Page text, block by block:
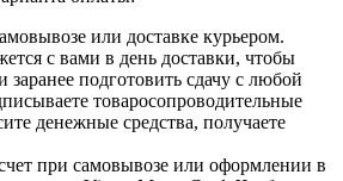
или доставке курьером.
с вами в день доставки, чтобы
заранее подготовить сдачу с любой
товаросопроводительные
денежные средства, получаете
при самовывозе или оформлении в